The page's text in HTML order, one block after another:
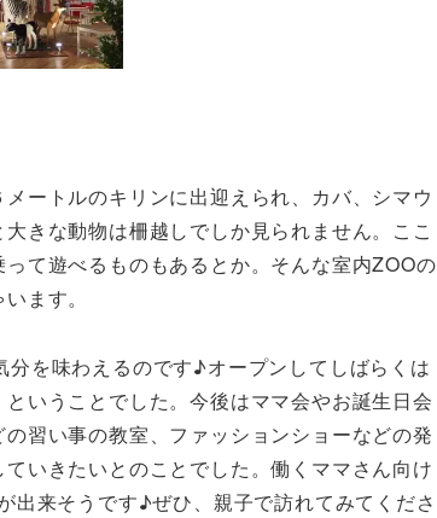
ートルのキリンに出迎えられ、カバ、シマウ
きな動物は柵越しでしか見られません。ここ
て遊べるものもあるとか。そんな室内ZOOの
ます。
を味わえるのです♪オープンしてしばらくは
いうことでした。今後はママ会やお誕生日会
習い事の教室、ファッションショーなどの発
いきたいとのことでした。働くママさん向け
出来そうです♪ぜひ、親子で訪れてみてくださ